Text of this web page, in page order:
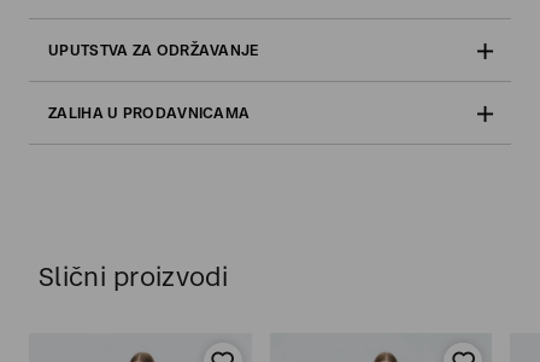
UPUTSTVA ZA ODRŽAVANJE
ZALIHA U PRODAVNICAMA
Slični proizvodi